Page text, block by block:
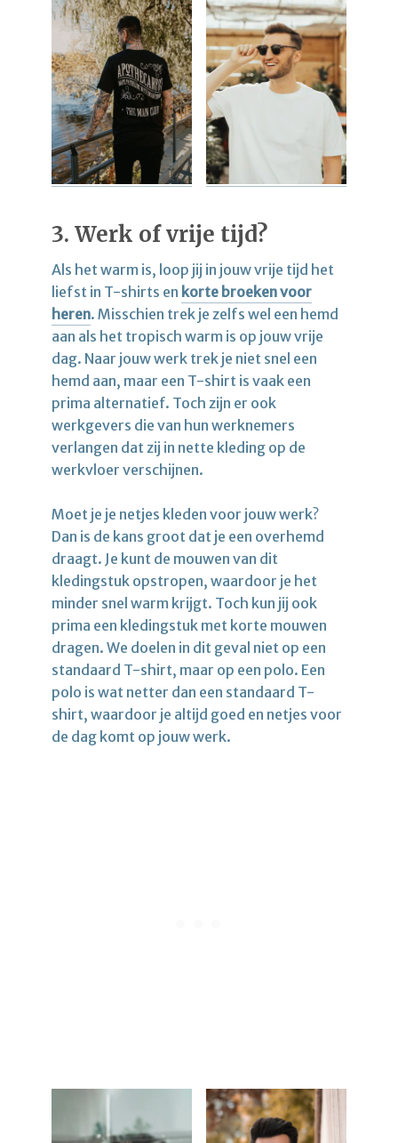
3. Werk of vrije tijd?
Als het warm is, loop jij in jouw vrije tijd het
liefst in T-shirts en korte broeken voor
heren. Misschien trek je zelfs wel een hemd
aan als het tropisch warm is op jouw vrije
dag. Naar jouw werk trek je niet snel een
hemd aan, maar een T-shirt is vaak een
prima alternatief. Toch zijn er ook
werkgevers die van hun werknemers
verlangen dat zij in nette kleding op de
werkvloer verschijnen.
Moet je je netjes kleden voor jouw werk?
Dan is de kans groot dat je een overhemd
draagt. Je kunt de mouwen van dit
kledingstuk opstropen, waardoor je het
minder snel warm krijgt. Toch kun jij ook
prima een kledingstuk met korte mouwen
dragen. We doelen in dit geval niet op een
standaard T-shirt, maar op een polo. Een
polo is wat netter dan een standaard T-
shirt, waardoor je altijd goed en netjes voor
de dag komt op jouw werk.